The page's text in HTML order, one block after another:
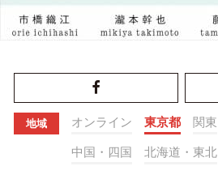
地域 オンライン 東京都 関東
中国・四国 北海道・東北